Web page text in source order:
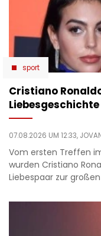
sport
Cristiano
07.08.2026 UM 12:33,
Vom ersten Treffen
wurden Cristiano
Liebespaar zur